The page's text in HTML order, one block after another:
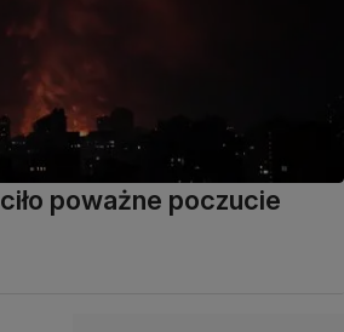
poważne poczucie